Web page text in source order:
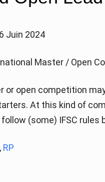
Juin 2024
Master / Open
or open competition
At this kind of
(some) IFSC rules
, RP